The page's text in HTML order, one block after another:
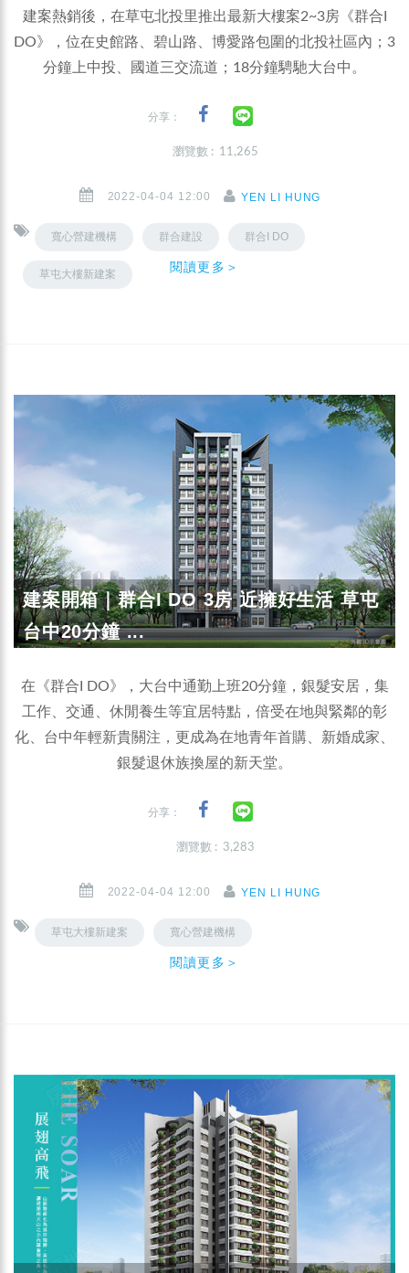
建案熱銷後，在草屯北投里推出最新大樓案2~3房《群合I
DO》，位在史館路、碧山路、博愛路包圍的北投社區內；3
分鐘上中投、國道三交流道；18分鐘騁馳大台中。
分享：
瀏覽數 : 11,265
2022-04-04 12:00 YEN LI HUNG
寬心營建機構 群合建設 群合I DO
草屯大樓新建案 閱讀更多＞
建案開箱｜群合I DO 3房 近擁好生活 草屯
台中20分鐘 ...
在《群合I DO》，大台中通勤上班20分鐘，銀髮安居，集
工作、交通、休閒養生等宜居特點，倍受在地與緊鄰的彰
化、台中年輕新貴關注，更成為在地青年首購、新婚成家、
銀髮退休族換屋的新天堂。
分享：
瀏覽數 : 3,283
2022-04-04 12:00 YEN LI HUNG
草屯大樓新建案 寬心營建機構
閱讀更多＞